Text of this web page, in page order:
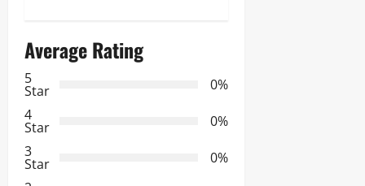
a
ó
n
Average Rating
5
Star
0%
4
Star
0%
3
Star
0%